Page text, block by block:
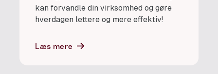
kan forvandle din virksomhed og gøre
hverdagen lettere og mere effektiv!
Læs mere